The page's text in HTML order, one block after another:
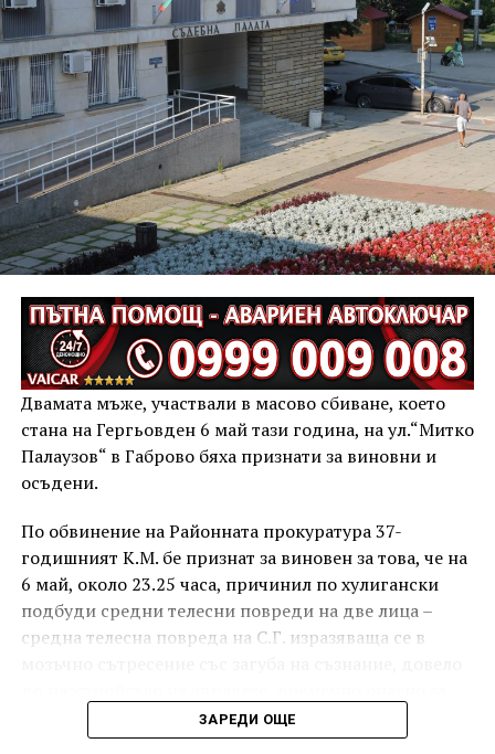
Двамата мъже, участвали в масово сбиване, което
стана на Гергьовден 6 май тази година, на ул.“Митко
Палаузов“ в Габрово бяха признати за виновни и
осъдени.
По обвинение на Районната прокуратура 37-
годишният К.М. бе признат за виновен за това, че на
6 май, около 23.25 часа, причинил по хулигански
подбуди средни телесни повреди на две лица –
средна телесна повреда на С.Г. изразяваща се в
живота, и лека телесна повреда на Х.С., която бе с
порезна рана на петия пръст на дясната ръка,
ЗАРЕДИ ОЩЕ